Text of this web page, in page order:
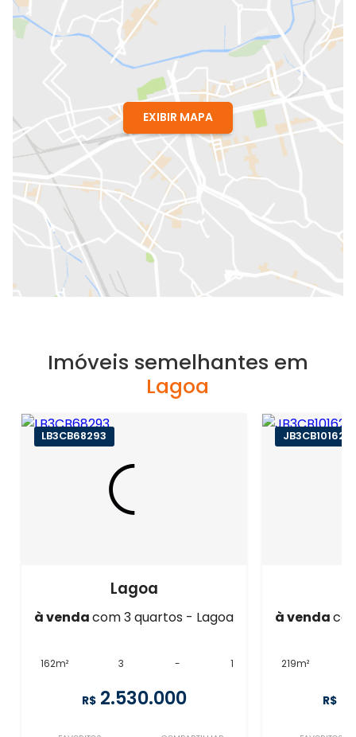
EXIBIR MAPA
Imóveis semelhantes em
Lagoa
LB3CB68293
Lagoa
à vendacom 3 quartos - Lagoa
162m² 3 - 1
R$ 2.530.000
JB3CB101627
à venda
219m²
R$